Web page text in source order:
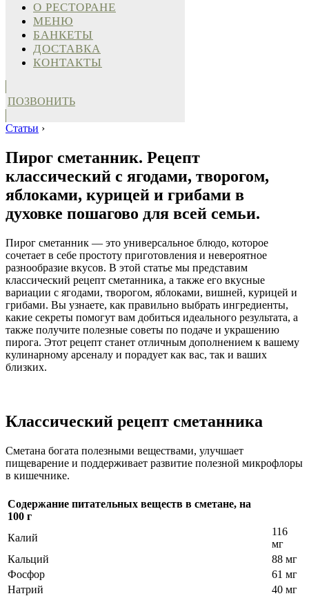
О РЕСТОРАНЕ
МЕНЮ
БАНКЕТЫ
ДОСТАВКА
КОНТАКТЫ
ПОЗВОНИТЬ
Статьи ›
Пирог сметанник. Рецепт
классический с ягодами, творогом,
яблоками, курицей и грибами в
духовке пошагово для всей семьи.
Пирог сметанник — это универсальное блюдо, которое
сочетает в себе простоту приготовления и невероятное
разнообразие вкусов. В этой статье мы представим
классический рецепт сметанника, а также его вкусные
вариации с ягодами, творогом, яблоками, вишней, курицей и
грибами. Вы узнаете, как правильно выбрать ингредиенты,
какие секреты помогут вам добиться идеального результата, а
также получите полезные советы по подаче и украшению
пирога. Этот рецепт станет отличным дополнением к вашему
кулинарному арсеналу и порадует как вас, так и ваших
близких.
Классический рецепт сметанника
Сметана богата полезными веществами, улучшает
пищеварение и поддерживает развитие полезной микрофлоры
в кишечнике.
Содержание питательных веществ в сметане, на
100 г
Калий
116
мг
Кальций
88 мг
Фосфор
61 мг
Натрий
40 мг